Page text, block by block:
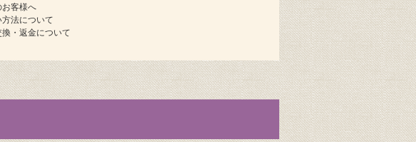
お客様へ
方法について
・返金について